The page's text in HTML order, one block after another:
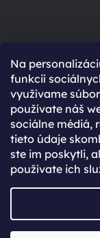
Na
funkcií
využívame
používate náš
sociálne médiá,
tieto údaje
ste im poskytli,
používate ich
Ešte
Rýchlejší nákup
Prehľad o stave
Kompletná
Špeciálne akcie,
Vytvoril Shoptet